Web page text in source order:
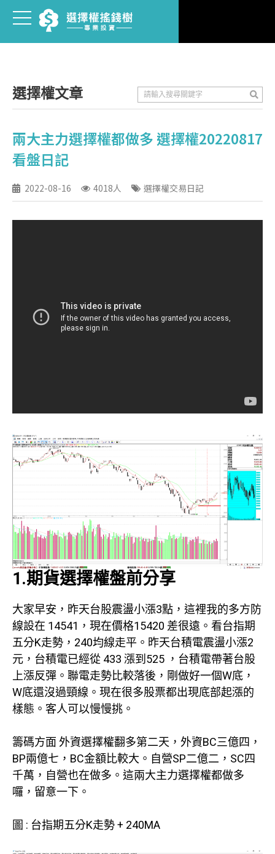
選擇權文章
兩大主力選擇權都做多 選擇權20220817
看盤日記
2022-08-16 4018人 選擇權交易日記
1.期貨選擇權盤前分享
大家早安，昨天台股震盪小漲3點，這裡我的多方防
線設在 14541，現在價格15420 差很遠。看台指期
五分K走勢，240均線走平。昨天台積電震盪小漲2
元，台積電已經從 433 漲到525 ，台積電帶著台股
上漲反彈。聯電走勢比較落後，剛做好一個W底，
W底還沒過頸線。現在很多股票都出現底部起漲的
樣態。客人可以慢慢挑。
籌碼方面 外資選擇權翻多第二天，外資BC三億四，
BP兩億七，BC金額比較大。自營SP二億二，SC四
千萬，自營也在做多。這兩大主力選擇權都做多
囉，留意一下。
圖 : 台指期五分K走勢 + 240MA